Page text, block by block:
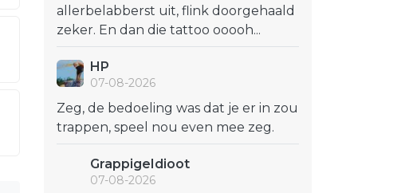
allerbelabberst uit, flink doorgehaald
zeker. En dan die tattoo ooooh...
HP
07-08-2026
Zeg, de bedoeling was dat je er in zou
trappen, speel nou even mee zeg.
GrappigeIdioot
07-08-2026